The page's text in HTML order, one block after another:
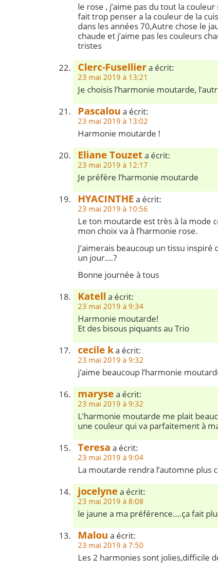
le rose , j’aime pas du tout la
fait trop penser a la couleur de la
dans les années 70,Autre chose le
chaude et j’aime pas les couleurs
tristes
Clerc-Fuselliera écrit:
23 mai 2019 à 13:21
Je choisis l’harmonie moutarde,
Pascalou a écrit:
23 mai 2019 à 13:02
Harmonie moutarde !
Eliane Touzet a écrit:
23 mai 2019 à 12:17
Je préfère l’harmonie moutarde
HYACINTHE a écrit:
23 mai 2019 à 10:56
Le ton moutarde est très à la mode
mon choix va à l’harmonie rose.
J’aimerais beaucoup un tissu
un jour….?
Bonne journée à tous
Katell a écrit:
23 mai 2019 à 9:34
Harmonie moutarde!
Et des bisous piquants au Trio
cecile ka écrit:
23 mai 2019 à 9:32
j’aime beaucoup l’harmonie
maryse a écrit:
23 mai 2019 à 9:32
L’harmonie moutarde me plait
une couleur qui va parfaitement à
Teresa a écrit:
23 mai 2019 à 9:04
La moutarde rendra l’automne plus
jocelyne a écrit:
23 mai 2019 à 8:08
le jaune a ma préférence….ça fait
Malou a écrit:
23 mai 2019 à 7:50
Les 2 harmonies sont jolies,difficile